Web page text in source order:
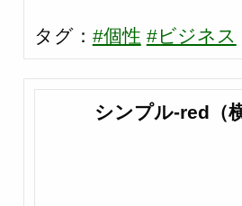
タグ： #個性 #ビジネス
シンプル-red（